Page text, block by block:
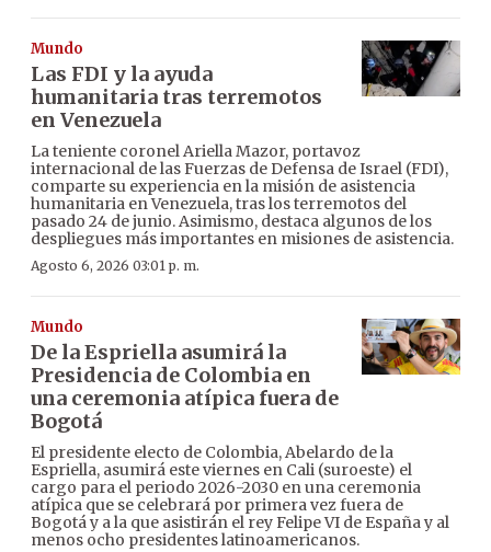
Mundo
Las FDI y la ayuda
humanitaria tras terremotos
en Venezuela
La teniente coronel Ariella Mazor, portavoz
internacional de las Fuerzas de Defensa de Israel (FDI),
comparte su experiencia en la misión de asistencia
humanitaria en Venezuela, tras los terremotos del
pasado 24 de junio. Asimismo, destaca algunos de los
despliegues más importantes en misiones de asistencia.
Agosto 6, 2026 03:01 p. m.
Mundo
De la Espriella asumirá la
Presidencia de Colombia en
una ceremonia atípica fuera de
Bogotá
El presidente electo de Colombia, Abelardo de la
Espriella, asumirá este viernes en Cali (suroeste) el
cargo para el periodo 2026-2030 en una ceremonia
atípica que se celebrará por primera vez fuera de
Bogotá y a la que asistirán el rey Felipe VI de España y al
menos ocho presidentes latinoamericanos.